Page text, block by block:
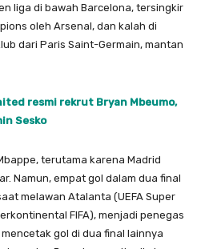
liga di bawah Barcelona, tersingkir
oleh Arsenal, dan kalah di
dari Paris Saint-Germain, mantan
resmi rekrut Bryan Mbeumo,
Sesko
terutama karena Madrid
Namun, empat gol dalam dua final
melawan Atalanta (UEFA Super
FIFA), menjadi penegas
gol di dua final lainnya